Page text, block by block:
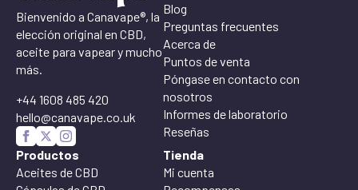
Bienvenido a Canavape®, la
elección original en CBD,
aceite para vapear y mucho
más.
+44 1608 485 420
hello@canavape.co.uk
Blog
Preguntas frecuentes
Acerca de
Puntos de venta
Póngase en contacto con
nosotros
Informes de laboratorio
Reseñas
Productos
Aceites de CBD
Tienda
Mi cuenta